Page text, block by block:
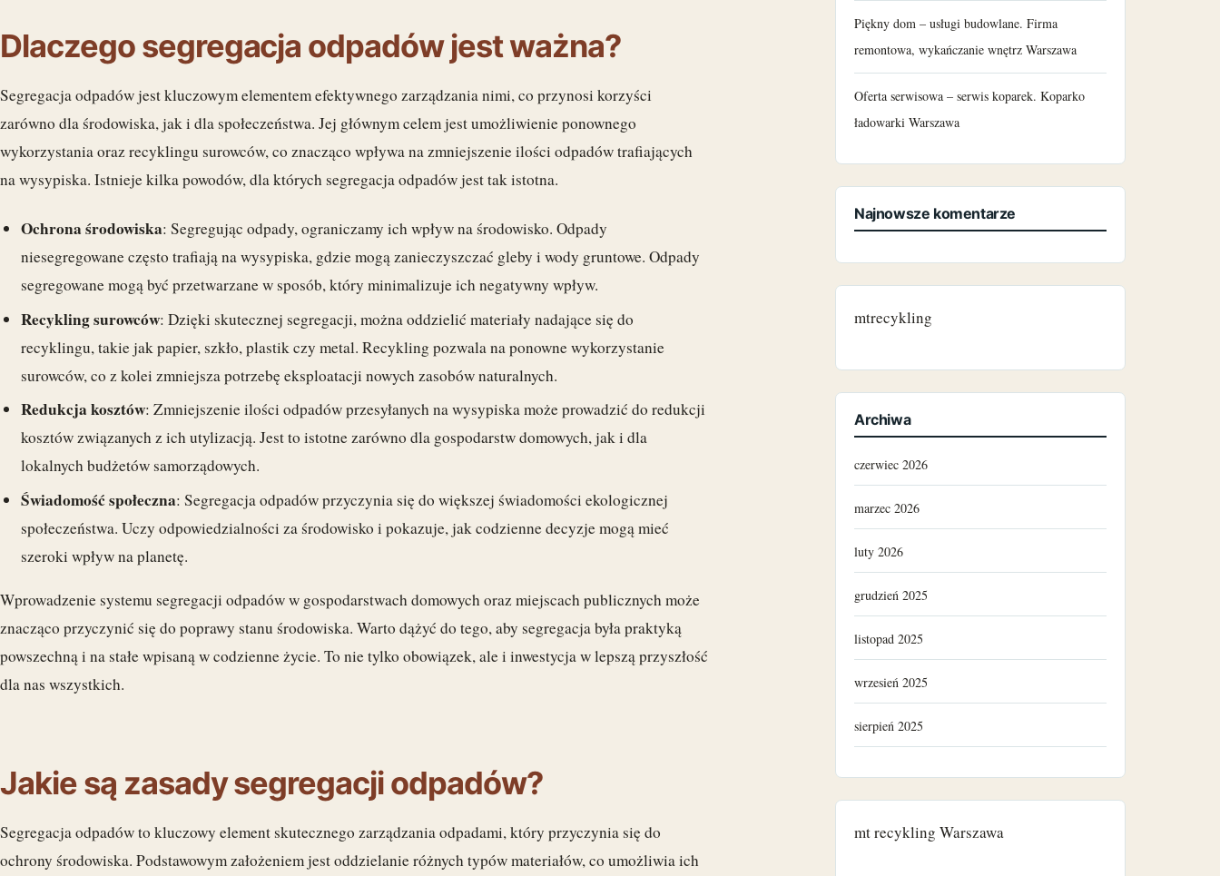
Dlaczego segregacja odpadów jest ważna?
Segregacja odpadów jest kluczowym elementem efektywnego zarządzania nimi, co przynosi korzyści
zarówno dla środowiska, jak i dla społeczeństwa. Jej głównym celem jest umożliwienie ponownego
wykorzystania oraz recyklingu surowców, co znacząco wpływa na zmniejszenie ilości odpadów trafiających
na wysypiska. Istnieje kilka powodów, dla których segregacja odpadów jest tak istotna.
Ochrona środowiska: Segregując odpady, ograniczamy ich wpływ na środowisko. Odpady
niesegregowane często trafiają na wysypiska, gdzie mogą zanieczyszczać gleby i wody gruntowe. Odpady
segregowane mogą być przetwarzane w sposób, który minimalizuje ich negatywny wpływ.
Recykling surowców: Dzięki skutecznej segregacji, można oddzielić materiały nadające się do
recyklingu, takie jak papier, szkło, plastik czy metal. Recykling pozwala na ponowne wykorzystanie
surowców, co z kolei zmniejsza potrzebę eksploatacji nowych zasobów naturalnych.
Redukcja kosztów: Zmniejszenie ilości odpadów przesyłanych na wysypiska może prowadzić do redukcji
kosztów związanych z ich utylizacją. Jest to istotne zarówno dla gospodarstw domowych, jak i dla
lokalnych budżetów samorządowych.
Świadomość społeczna: Segregacja odpadów przyczynia się do większej świadomości ekologicznej
społeczeństwa. Uczy odpowiedzialności za środowisko i pokazuje, jak codzienne decyzje mogą mieć
szeroki wpływ na planetę.
Wprowadzenie systemu segregacji odpadów w gospodarstwach domowych oraz miejscach publicznych może
znacząco przyczynić się do poprawy stanu środowiska. Warto dążyć do tego, aby segregacja była praktyką
powszechną i na stałe wpisaną w codzienne życie. To nie tylko obowiązek, ale i inwestycja w lepszą przyszłość
dla nas wszystkich.
Jakie są zasady segregacji odpadów?
Segregacja odpadów to kluczowy element skutecznego zarządzania odpadami, który przyczynia się do
ochrony środowiska. Podstawowym założeniem jest oddzielanie różnych typów materiałów, co umożliwia ich
Piękny dom – usługi budowlane. Firma
remontowa, wykańczanie wnętrz Warszawa
Oferta serwisowa – serwis koparek. Koparko
ładowarki Warszawa
Najnowsze komentarze
mtrecykling
Archiwa
czerwiec 2026
marzec 2026
luty 2026
grudzień 2025
listopad 2025
wrzesień 2025
sierpień 2025
mt recykling Warszawa